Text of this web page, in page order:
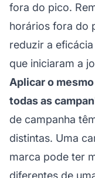
fora do pico.
horários fora do
reduzir a
que iniciaram a
Aplicar o
todas as
de campanha
distintas. Uma
marca pode ter
diferentes de